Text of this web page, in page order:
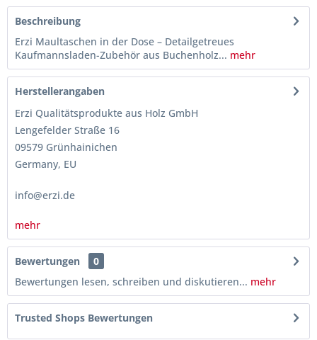
Beschreibung
Erzi Maultaschen in der Dose – Detailgetreues
Kaufmannsladen-Zubehör aus Buchenholz... mehr
Herstellerangaben
Erzi Qualitätsprodukte aus Holz GmbH
Lengefelder Straße 16
09579 Grünhainichen
Germany, EU
info@erzi.de
mehr
Bewertungen
0
Bewertungen lesen, schreiben und diskutieren... mehr
Trusted Shops Bewertungen